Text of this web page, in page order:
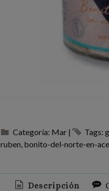
Categoría: Mar | Tags:
ruben bonito-del-norte-en-
Descripción